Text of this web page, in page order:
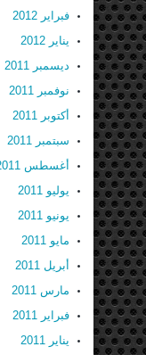
فبراير 2012
يناير 2012
ديسمبر 2011
نوفمبر 2011
أكتوبر 2011
سبتمبر 2011
أغسطس 2011
يوليو 2011
يونيو 2011
مايو 2011
أبريل 2011
مارس 2011
فبراير 2011
يناير 2011